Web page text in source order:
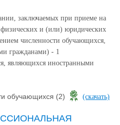
заключаемых при приеме на
физических и (или) юридических
численности обучающихся,
гражданами) - 1
являющихся иностранными
обучающихся (2) (скачать)